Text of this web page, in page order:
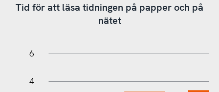
Tid för att läsa tidningen på papper och på
nätet
6
4